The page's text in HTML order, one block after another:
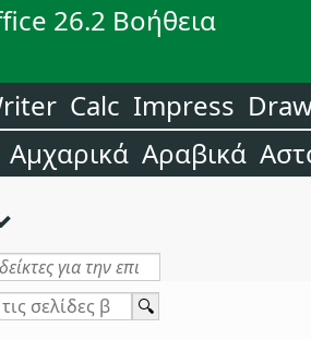
26.2 Βοήθεια
Calc Impress
Αμχαρικά Αραβικά